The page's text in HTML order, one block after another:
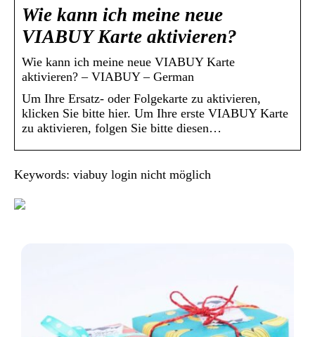
Wie kann ich meine neue
VIABUY Karte aktivieren?
Wie kann ich meine neue VIABUY Karte
aktivieren? – VIABUY – German
Um Ihre Ersatz- oder Folgekarte zu aktivieren,
klicken Sie bitte hier. Um Ihre erste VIABUY Karte
zu aktivieren, folgen Sie bitte diesen…
Keywords: viabuy login nicht möglich